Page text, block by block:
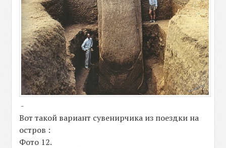
-
Вот такой вариант сувенирчика из поездки на
остров :
Фото 12.